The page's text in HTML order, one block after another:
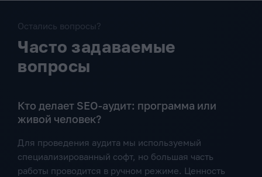
Остались вопросы?
Часто задаваемые
вопросы
Кто делает SEO-аудит: программа или
живой человек?
Для проведения аудита мы используемый
специализированный софт, но большая часть
работы проводится в ручном режиме. Ценность